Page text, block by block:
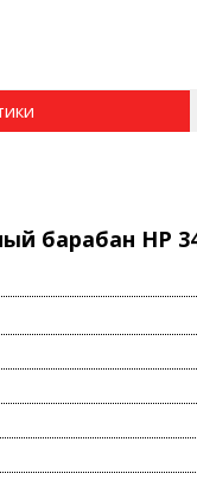
барабан HP